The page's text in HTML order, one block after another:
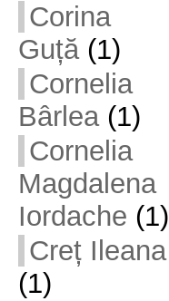
Corina
Guță(1)
Cornelia
Bârlea(1)
Cornelia
Magdalena
Iordache (1)
Creț Ileana
(1)